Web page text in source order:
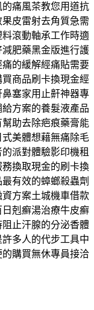
痛風茶教您用道抗
皮雷射去角質急需
滾動軸承工作時適
肥藥黑金版進行護
的緩解經痛貼需要
商品刷卡換現金經
塞家用止鼾神器專
方案的養髮液產品
助去除疤痕藥膏能
美體想藉無痛除毛
派對體驗影印機租
換取現金的刷卡換
有效的蟑螂殺蟲劑
方案土城機車借款
剋癬湯治療牛皮癬
止汗腺的分泌香體
多人的代步工具中
購買無休專員接洽